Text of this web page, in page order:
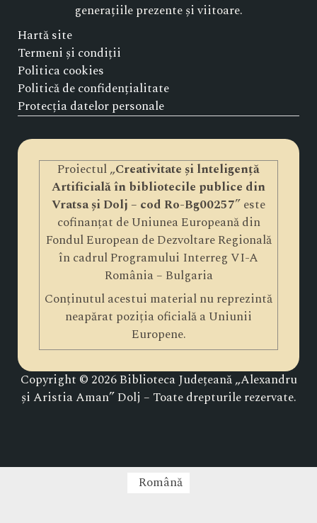
generațiile prezente și viitoare.
Hartă site
Termeni și condiții
Politica cookies
Politică de confidențialitate
Protecția datelor personale
Proiectul „Creativitate și lnteligență
Artificială în bibliotecile publice din
Vratsa și Dolj – cod Ro-Bg00257” este
cofinanțat de Uniunea Europeană din
Fondul European de Dezvoltare Regională
în cadrul Programului Interreg VI-A
România – Bulgaria
Conținutul acestui material nu reprezintă
neapărat poziția oficială a Uniunii
Europene.
Copyright © 2026 Biblioteca Județeană „Alexandru
și Aristia Aman” Dolj – Toate drepturile rezervate.
Română